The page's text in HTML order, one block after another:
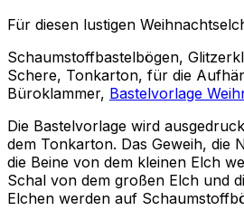
Für diesen lustigen
Schaumstoffbastelbögen,
Schere, Tonkarton, für die
Büroklammer, Bastelvorlage
Die Bastelvorlage wird
dem Tonkarton. Das Geweih, die
die Beine von dem kleinen Elch
Schal von dem großen Elch und
Elchen werden auf